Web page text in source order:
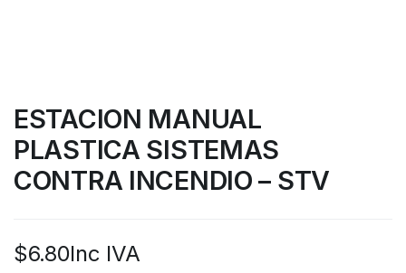
ESTACION MANUAL
PLASTICA SISTEMAS
CONTRA INCENDIO – STV
$6.80Inc IVA